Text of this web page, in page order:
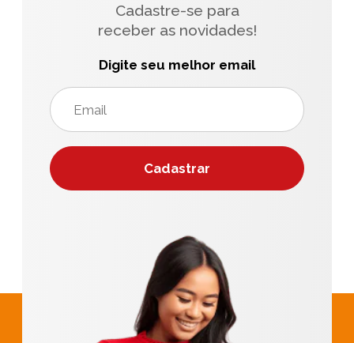
Cadastre-se para
receber as novidades!
Digite seu melhor email